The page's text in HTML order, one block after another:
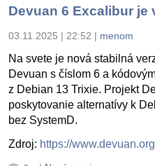
Devuan 6 Excalibur je
03.11.2025 | 22:52 | menom
Na svete je nová stabilná
Devuan s číslom 6 a
z Debian 13 Trixie. Projekt
poskytovanie alternatívy k
bez SystemD.
Zdroj: https://